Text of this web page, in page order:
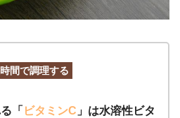
間で調理する
「 ビタミンC 」は水溶性ビタ